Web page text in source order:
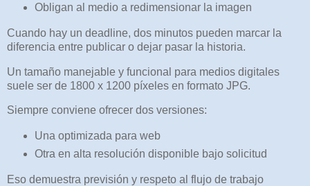
Obligan al medio a redimensionar la imagen
Cuando hay un deadline, dos minutos pueden marcar la
diferencia entre publicar o dejar pasar la historia.
Un tamaño manejable y funcional para medios digitales
suele ser de 1800 x 1200 píxeles en formato JPG.
Siempre conviene ofrecer dos versiones:
Una optimizada para web
Otra en alta resolución disponible bajo solicitud
Eso demuestra previsión y respeto al flujo de trabajo